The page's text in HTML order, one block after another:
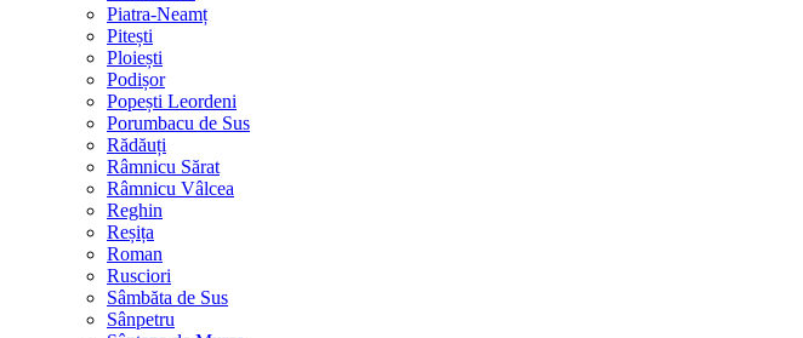
Piatra-Neamț
Pitești
Ploiești
Podișor
Popești Leordeni
Porumbacu de Sus
Rădăuți
Râmnicu Sărat
Râmnicu Vâlcea
Reghin
Reșița
Roman
Rusciori
Sâmbăta de Sus
Sânpetru